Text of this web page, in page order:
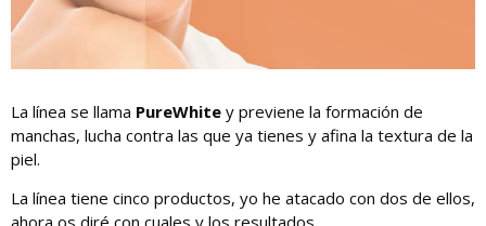
La línea se llama PureWhite y previene la formación de
manchas, lucha contra las que ya tienes y afina la textura de la
piel.
La línea tiene cinco productos, yo he atacado con dos de ellos,